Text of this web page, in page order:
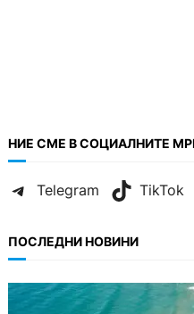
НИЕ СМЕ В СОЦИАЛНИТЕ
Telegram TikTok
ПОСЛЕДНИ НОВИНИ
ИКОНОМИКА